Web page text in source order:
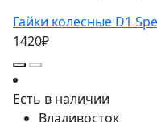
Гайки колесные D1
1420₽
Есть в наличии
Владивосток